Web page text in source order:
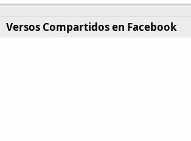
Versos Compartidos en Facebook